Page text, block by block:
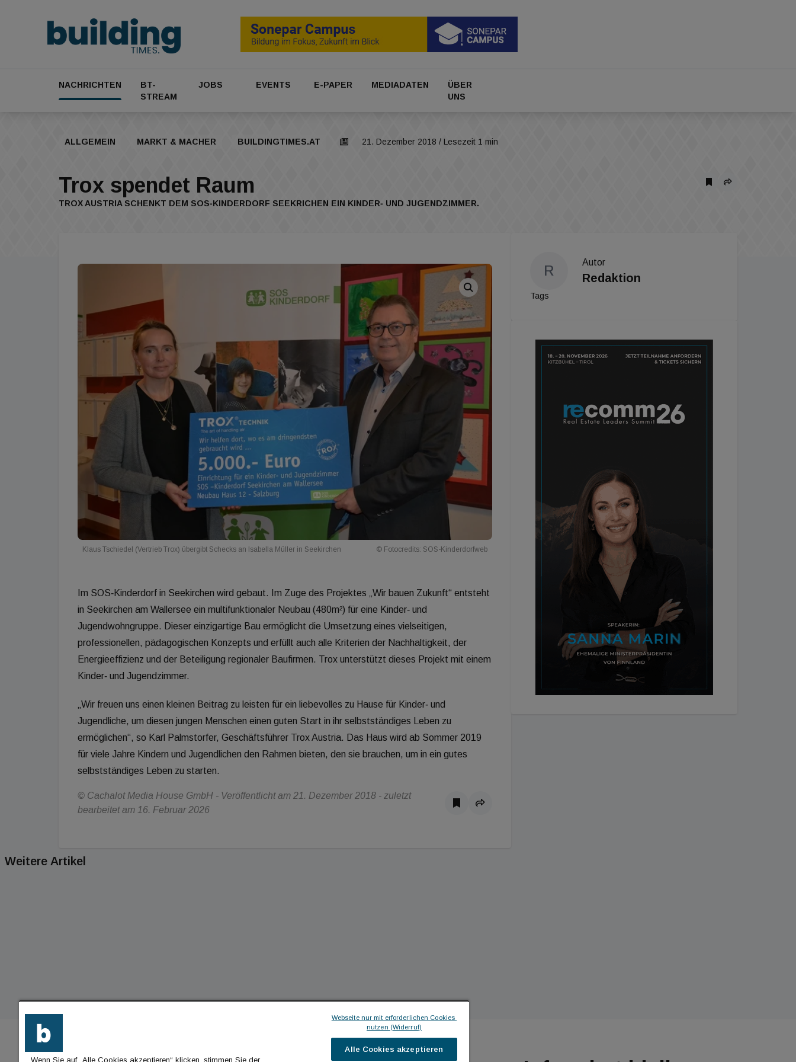
NACHRICHTEN
BT-
STREAM
JOBS EVENTS E-PAPER MEDIADATEN
ÜBER
UNS
ALLGEMEIN MARKT & MACHER BUILDINGTIMES.AT 21. Dezember 2018 / Lesezeit 1 min
Trox spendet Raum
TROX AUSTRIA SCHENKT DEM SOS‐KINDERDORF SEEKRICHEN EIN KINDER‐ UND JUGENDZIMMER.
Klaus Tschiedel (Vertrieb Trox) übergibt Schecks an Isabella Müller in Seekirchen © Fotocredits: SOS-Kinderdorfweb
Im SOS‐Kinderdorf in Seekirchen wird gebaut. Im Zuge des Projektes „Wir bauen Zukunft“ entsteht
in Seekirchen am Wallersee ein multifunktionaler Neubau (480m²) für eine Kinder‐ und
Jugendwohngruppe. Dieser einzigartige Bau ermöglicht die Umsetzung eines vielseitigen,
professionellen, pädagogischen Konzepts und erfüllt auch alle Kriterien der Nachhaltigkeit, der
Energieeffizienz und der Beteiligung regionaler Baufirmen. Trox unterstützt dieses Projekt mit einem
Kinder‐ und Jugendzimmer.
„Wir freuen uns einen kleinen Beitrag zu leisten für ein liebevolles zu Hause für Kinder‐ und
Jugendliche, um diesen jungen Menschen einen guten Start in ihr selbstständiges Leben zu
ermöglichen“, so Karl Palmstorfer, Geschäftsführer Trox Austria. Das Haus wird ab Sommer 2019
für viele Jahre Kindern und Jugendlichen den Rahmen bieten, den sie brauchen, um in ein gutes
selbstständiges Leben zu starten.
© Cachalot Media House GmbH - Veröffentlicht am 21. Dezember 2018 - zuletzt
bearbeitet am 16. Februar 2026
R
Autor
Redaktion
Tags
Weitere Artikel
Wenn Sie auf „Alle Cookies akzeptieren“ klicken, stimmen Sie der
Webseite nur mit erforderlichen Cookies
nutzen (Widerruf)
Alle Cookies akzeptieren